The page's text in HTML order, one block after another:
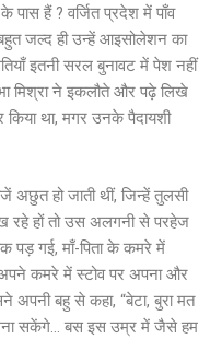
पास हैं ? वर्जित प्रदेश में पाँव
जल्द ही उन्हें आइसोलेशन का
इतनी सरल बुनावट में पेश नहीं
मिश्रा ने इकलौते और पढ़े लिखे
था, मगर उनके पैदायशी
हो जाती थीं, जिन्हें तुलसी
रहे हों तो उस अलगनी से परहेज
पड़ गई, माँ-पिता के कमरे में
कमरे में स्टोव पर अपना और
अपनी बहु से कहा, “बेटा, बुरा मत
सकेंगे… बस इस उम्र में जैसे हम